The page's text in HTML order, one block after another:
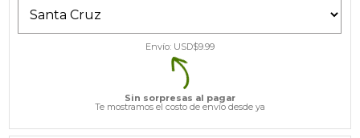
Envío: USD$9.99
Sin sorpresas al pagar
Te mostramos el costo de envío desde ya